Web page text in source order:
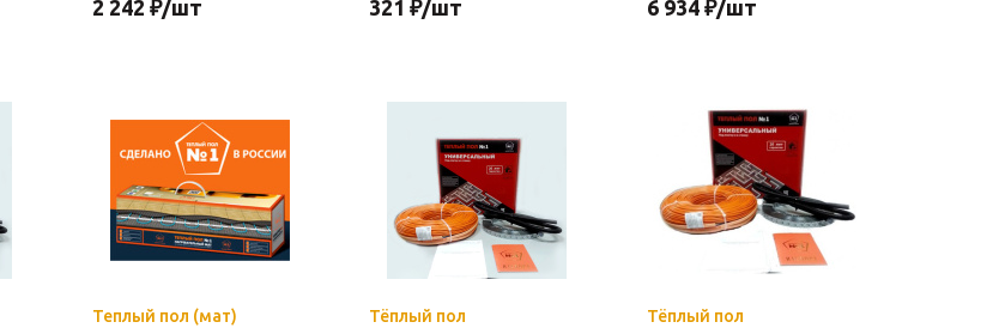
2 242 ₽/шт 321 ₽/шт 6 934₽/шт
Теплый пол (мат)
Тёплый пол
Тёплый пол